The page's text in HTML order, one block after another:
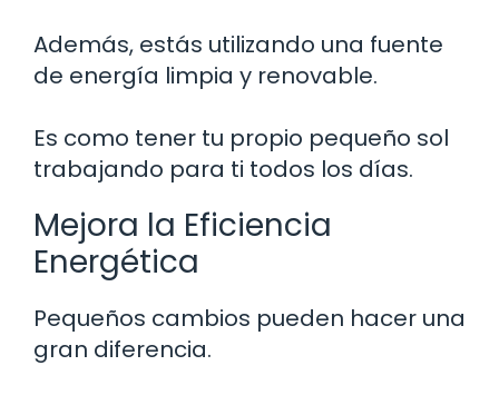
Además, estás utilizando una fuente
de energía limpia y renovable.
Es como tener tu propio pequeño sol
trabajando para ti todos los días.
Mejora la Eficiencia
Energética
Pequeños cambios pueden hacer una
gran diferencia.